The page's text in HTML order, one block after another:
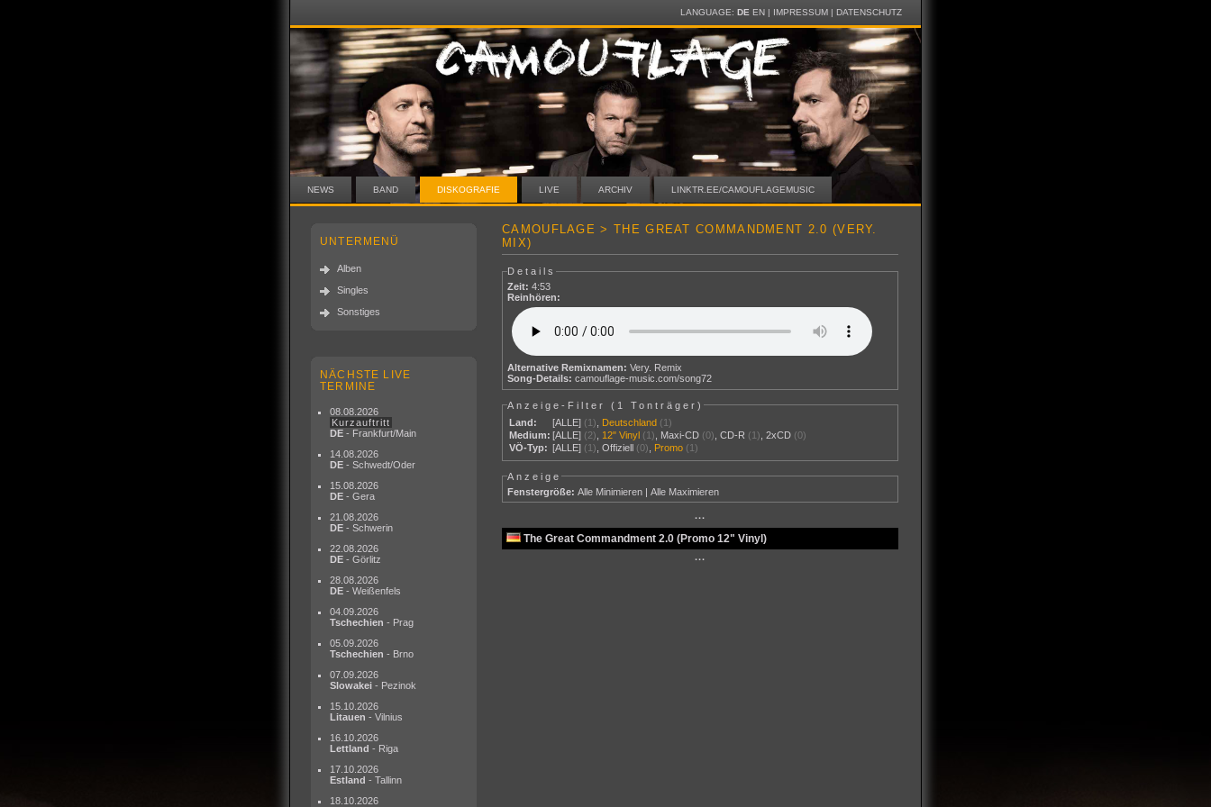
LANGUAGE: DE EN| IMPRESSUM| DATENSCHUTZ
NEWS BAND DISKOGRAFIE LIVE ARCHIV LINKTR.EE/CAMOUFLAGEMUSIC
UNTERMENÜ
Alben
Singles
Sonstiges
NÄCHSTE LIVE
TERMINE
08.08.2026
Kurzauftritt
DE - Frankfurt/Main
14.08.2026
DE - Schwedt/Oder
15.08.2026
DE - Gera
21.08.2026
DE - Schwerin
22.08.2026
DE - Görlitz
28.08.2026
DE - Weißenfels
04.09.2026
Tschechien - Prag
05.09.2026
Tschechien - Brno
07.09.2026
Slowakei - Pezinok
15.10.2026
Litauen - Vilnius
16.10.2026
Lettland - Riga
17.10.2026
Estland - Tallinn
18.10.2026
CAMOUFLAGE > THE GREAT COMMANDMENT 2.0 (VERY.
MIX)
Details
Zeit: 4:53
Reinhören:
Alternative Remixnamen: Very. Remix
Song-Details: camouflage-music.com/song72
Anzeige-Filter ( 1 Tonträger)
Land:
[ALLE] (1) Deutschland (1)
Medium: [ALLE] (2) 12" Vinyl (1) Maxi-CD (0) ,CD-R (1) ,2xCD (0)
VÖ-Typ: [ALLE] (1) ,Offiziell (0) Promo (1)
Anzeige
Fenstergröße: Alle Minimieren |Alle Maximieren
···
The Great Commandment 2.0 (Promo 12" Vinyl)
···